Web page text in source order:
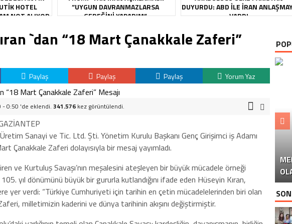
HOTEL
NOT ALIYOR
“UYGUN DAVRANMAZLARSA
GEREĞINI YAPARIM”
DUYURDU: ABD ILE İRAN
VARDI
`dan “18 Mart Çanakkale Zaferi”
Paylaş Paylaş Paylaş Yorum Yaz
- 0:50 'de eklendi. 341.576 kez görüntülendi.
Sanayi ve Tic. Ltd. Şti. Yönetim Kurulu Başkanı Genç Girişimci iş Adamı
Çanakkale Zaferi dolayısıyla bir mesaj yayımladı.
ve Kurtuluş Savaşı’nın meşalesini ateşleyen bir büyük mücadele örneği
yıl dönümünü büyük bir gururla kutlandığını ifade eden Hüseyin Kıran,
yer verdi: “Türkiye Cumhuriyeti için tarihin en çetin mücadelelerinden biri olan
milletimizin kaderini ve dünya tarihinin akışını değiştirmiştir.